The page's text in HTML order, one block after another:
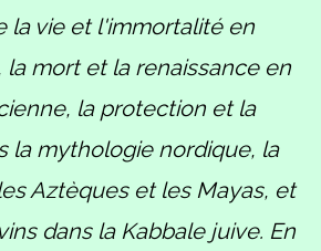
la vie et l'immortalité en
mort et la renaissance en
la protection et la
la mythologie nordique, la
Aztèques et les Mayas, et
dans la Kabbale juive. En